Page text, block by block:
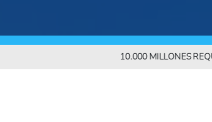
10.000 MILLONES